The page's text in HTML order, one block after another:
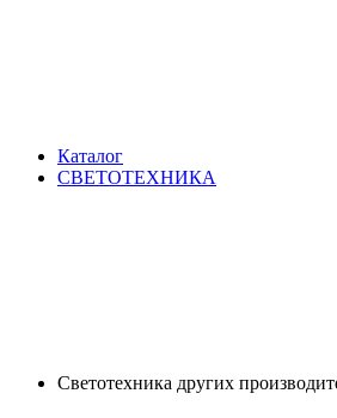
Каталог
СВЕТОТЕХНИКА
Светотехника других